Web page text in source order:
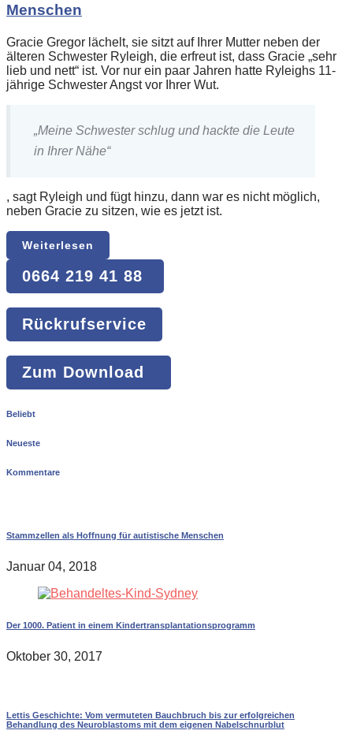
Menschen
Gracie Gregor lächelt, sie sitzt auf Ihrer Mutter neben der
älteren Schwester Ryleigh, die erfreut ist, dass Gracie „sehr
lieb und nett“ ist. Vor nur ein paar Jahren hatte Ryleighs 11-
jährige Schwester Angst vor Ihrer Wut.
„Meine Schwester schlug und hackte die Leute
in Ihrer Nähe“
, sagt Ryleigh und fügt hinzu, dann war es nicht möglich,
neben Gracie zu sitzen, wie es jetzt ist.
Weiterlesen
0664 219 41 88
Rückrufservice
Zum Download
Beliebt
Neueste
Kommentare
Stammzellen als Hoffnung für autistische Menschen
Januar 04, 2018
Der 1000. Patient in einem Kindertransplantationsprogramm
Oktober 30, 2017
Lettis Geschichte: Vom vermuteten Bauchbruch bis zur erfolgreichen
Behandlung des Neuroblastoms mit dem eigenen Nabelschnurblut